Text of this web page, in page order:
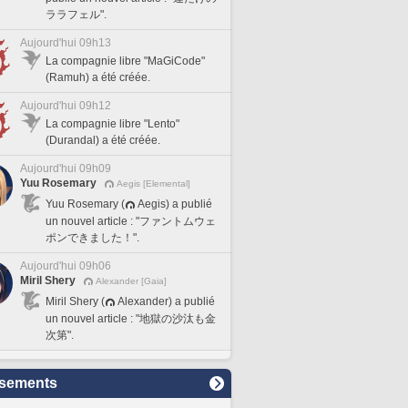
ララフェル".
Aujourd'hui 09h13
La compagnie libre "MaGiCode"
(Ramuh) a été créée.
Aujourd'hui 09h12
La compagnie libre "Lento"
(Durandal) a été créée.
Aujourd'hui 09h09
Yuu Rosemary
Aegis [Elemental]
Yuu Rosemary (
Aegis) a publié
un nouvel article : "ファントムウェ
ポンできました！".
Aujourd'hui 09h06
Miril Shery
Alexander [Gaia]
Miril Shery (
Alexander) a publié
un nouvel article : "地獄の沙汰も金
次第".